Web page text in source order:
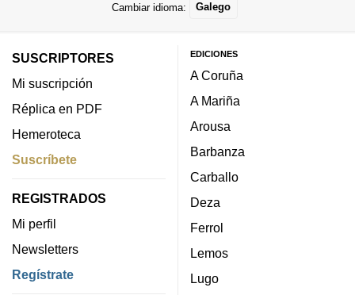
Cambiar idioma: Galego
SUSCRIPTORES
Mi suscripción
Réplica en PDF
Hemeroteca
Suscríbete
REGISTRADOS
Mi perfil
Newsletters
Regístrate
EDICIONES
A Coruña
A Mariña
Arousa
Barbanza
Carballo
Deza
Ferrol
Lemos
Lugo